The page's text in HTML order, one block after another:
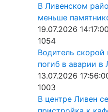
В Ливенском
меньше
19.07.2026 14:17:00
1054
Водитель
погиб в аварии в
13.07.2026
1003
В центре Ливен